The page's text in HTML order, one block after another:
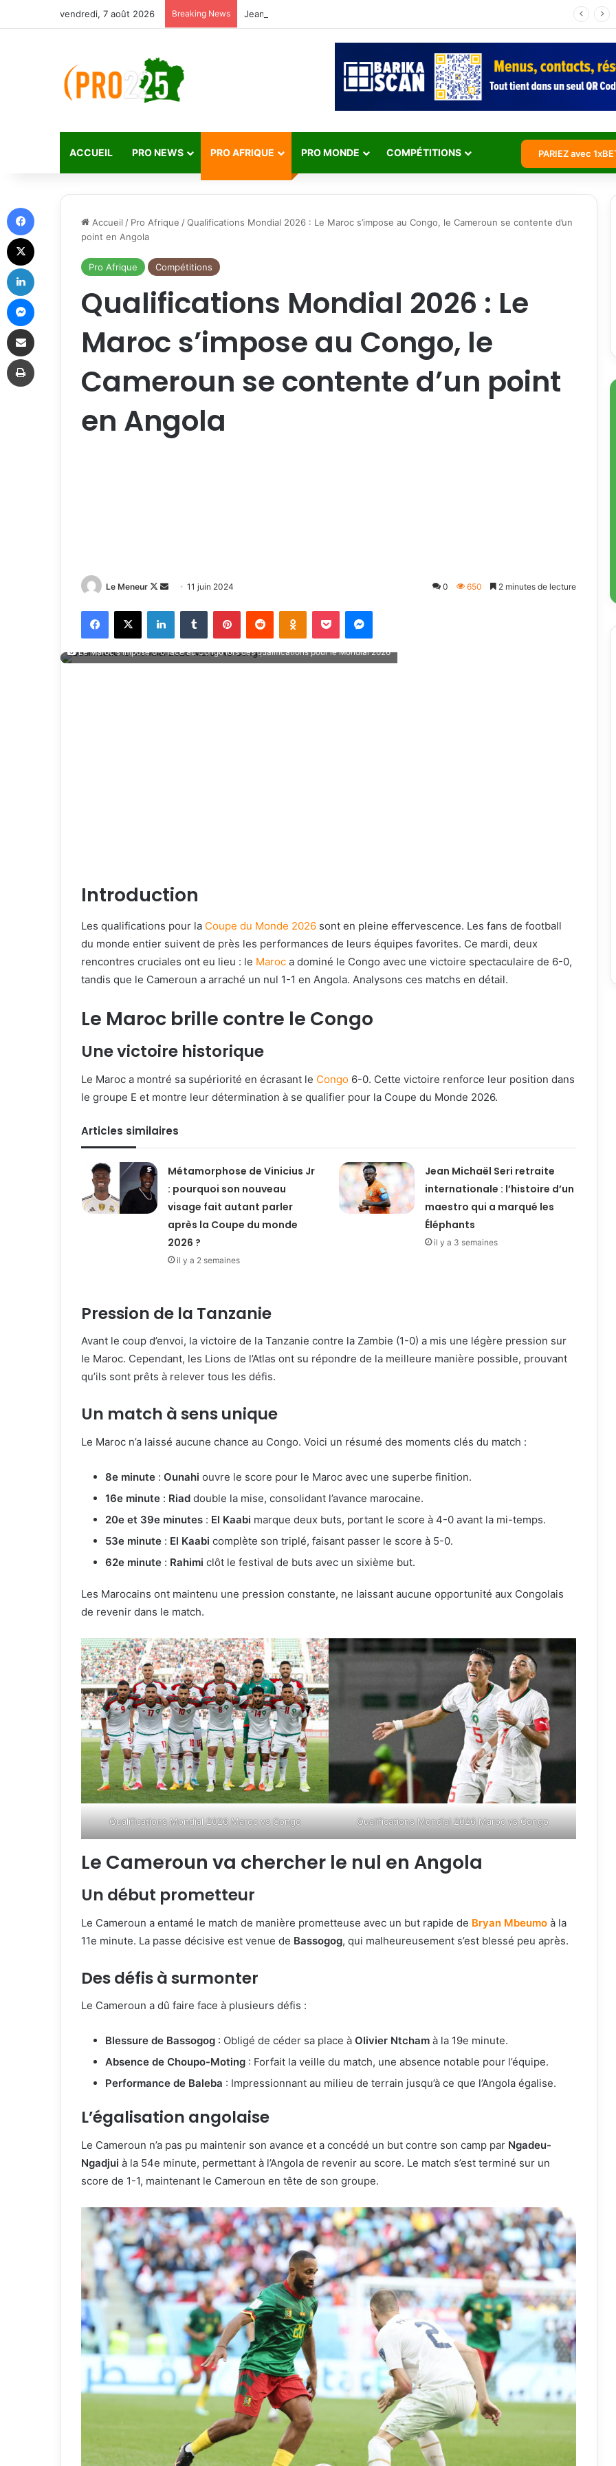
vendredi, 7 août 2026 Breaking News
ACCUEIL PRO NEWS PRO AFRIQUE PRO MONDE COMPÉTITIONS PARIEZ avec
Accueil / Pro Afrique /Qualifications Mondial 2026 : Le Maroc s’impose au Congo, le Cameroun se contente d’un
point en Angola
Pro Afrique Compétitions
Qualifications Mondial 2026 : Le
Maroc s’impose au Congo, le
Cameroun se contente d’un point
en Angola
Le Meneur
Follow
Envoyer
courriel
11 juin 2024 0 650 2 minutes de lecture
Facebook
X LinkedinTumblr PinterestReddit Odnoklassniki
Pocket Messenger
Le Maroc s'impose 6-0 face au Congo lors des qualifications pour le Mondial 2026
Introduction
Les qualifications pour la Coupe du Monde 2026 sont en pleine effervescence. Les fans de football
du monde entier suivent de près les performances de leurs équipes favorites. Ce mardi, deux
rencontres cruciales ont eu lieu : le Maroc a dominé le Congo avec une victoire spectaculaire de 6-0,
tandis que le Cameroun a arraché un nul 1-1 en Angola. Analysons ces matchs en détail.
Le Maroc brille contre le Congo
Une victoire historique
Le Maroc a montré sa supériorité en écrasant le Congo 6-0. Cette victoire renforce leur position dans
le groupe E et montre leur détermination à se qualifier pour la Coupe du Monde 2026.
Articles similaires
Métamorphose de Vinicius Jr
: pourquoi son nouveau
visage fait autant parler
après la Coupe du monde
2026 ?
il y a 2 semaines
Jean Michaël Seri retraite
internationale : l’histoire d’un
maestro qui a marqué les
Éléphants
il y a 3 semaines
Pression de la Tanzanie
Avant le coup d’envoi, la victoire de la Tanzanie contre la Zambie (1-0) a mis une légère pression sur
le Maroc. Cependant, les Lions de l’Atlas ont su répondre de la meilleure manière possible, prouvant
qu’ils sont prêts à relever tous les défis.
Un match à sens unique
Le Maroc n’a laissé aucune chance au Congo. Voici un résumé des moments clés du match :
8e minute : Ounahi ouvre le score pour le Maroc avec une superbe finition.
16e minute : Riad double la mise, consolidant l’avance marocaine.
20e et 39e minutes : El Kaabi marque deux buts, portant le score à 4-0 avant la mi-temps.
53e minute : El Kaabi complète son triplé, faisant passer le score à 5-0.
62e minute : Rahimi clôt le festival de buts avec un sixième but.
Les Marocains ont maintenu une pression constante, ne laissant aucune opportunité aux Congolais
de revenir dans le match.
Qualifications Mondial 2026 Maroc vs Congo Qualifications Mondial 2026 Maroc vs Congo
Le Cameroun va chercher le nul en Angola
Un début prometteur
Le Cameroun a entamé le match de manière prometteuse avec un but rapide de Bryan Mbeumo à la
11e minute. La passe décisive est venue de Bassogog, qui malheureusement s’est blessé peu après.
Des défis à surmonter
Le Cameroun a dû faire face à plusieurs défis :
Blessure de Bassogog : Obligé de céder sa place à Olivier Ntcham à la 19e minute.
Absence de Choupo-Moting : Forfait la veille du match, une absence notable pour l’équipe.
Performance de Baleba : Impressionnant au milieu de terrain jusqu’à ce que l’Angola égalise.
L’égalisation angolaise
Le Cameroun n’a pas pu maintenir son avance et a concédé un but contre son camp par Ngadeu-
Ngadjui à la 54e minute, permettant à l’Angola de revenir au score. Le match s’est terminé sur un
score de 1-1, maintenant le Cameroun en tête de son groupe.
Messenger